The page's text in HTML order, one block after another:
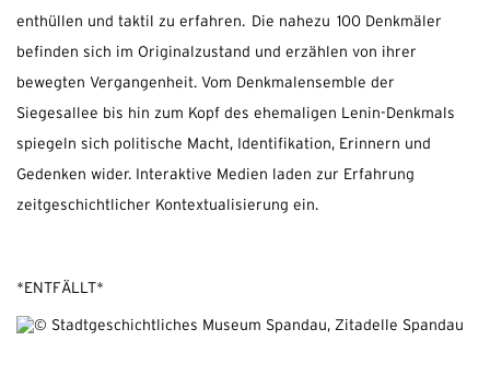
enthüllen und taktil zu erfahren. Die nahezu 100 Denkmäler
befinden sich im Originalzustand und erzählen von ihrer
bewegten Vergangenheit. Vom Denkmalensemble der
Siegesallee bis hin zum Kopf des ehemaligen Lenin-Denkmals
spiegeln sich politische Macht, Identifikation, Erinnern und
Gedenken wider. Interaktive Medien laden zur Erfahrung
zeitgeschichtlicher Kontextualisierung ein.
*ENTFÄLLT*